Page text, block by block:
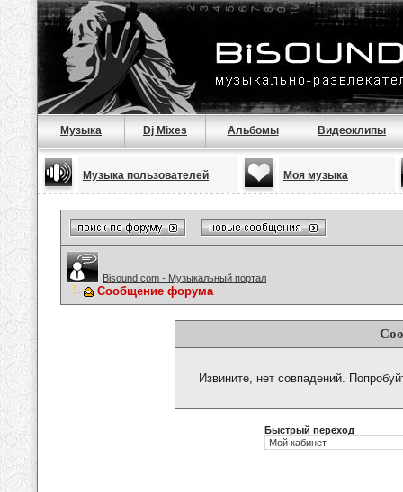
Музыка Dj Mixes Альбомы Видеоклипы
Музыка пользователей Моя музыка
Bisound.com - Музыкальный портал
Сообщение форума
Извините, нет совпадений.
Быстрый переход